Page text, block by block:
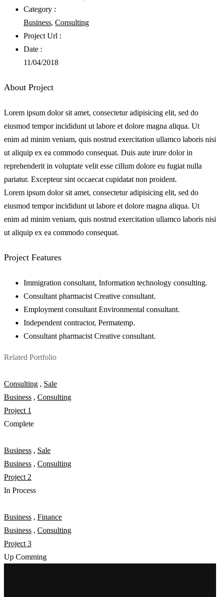
Category :
Business, Consulting
Project Url :
Date :
11/04/2018
About Project
Lorem ipsum dolor sit amet, consectetur adipisicing elit, sed do
eiusmod tempor incididunt ut labore et dolore magna aliqua. Ut
enim ad minim veniam, quis nostrud exercitation ullamco laboris nisi
ut aliquip ex ea commodo consequat. Duis aute irure dolor in
reprehenderit in voluptate velit esse cillum dolore eu fugiat nulla
pariatur. Excepteur sint occaecat cupidatat non proident.
Lorem ipsum dolor sit amet, consectetur adipisicing elit, sed do
eiusmod tempor incididunt ut labore et dolore magna aliqua. Ut
enim ad minim veniam, quis nostrud exercitation ullamco laboris nisi
ut aliquip ex ea commodo consequat.
Project Features
Immigration consultant, Information technology consulting.
Consultant pharmacist Creative consultant.
Employment consultant Environmental consultant.
Independent contractor, Permatemp.
Consultant pharmacist Creative consultant.
Related Portfolio
Consulting , Sale
Business , Consulting
Project 1
Complete
Business , Sale
Business , Consulting
Project 2
In Process
Business , Finance
Business , Consulting
Project 3
Up Comming